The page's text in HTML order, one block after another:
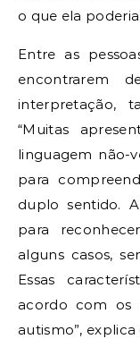
o que ela
Entre as
encontrarem
interpretação,
“Muitas
linguagem não-
para
duplo sentido.
para
alguns casos,
Essas
acordo com os
autismo”,